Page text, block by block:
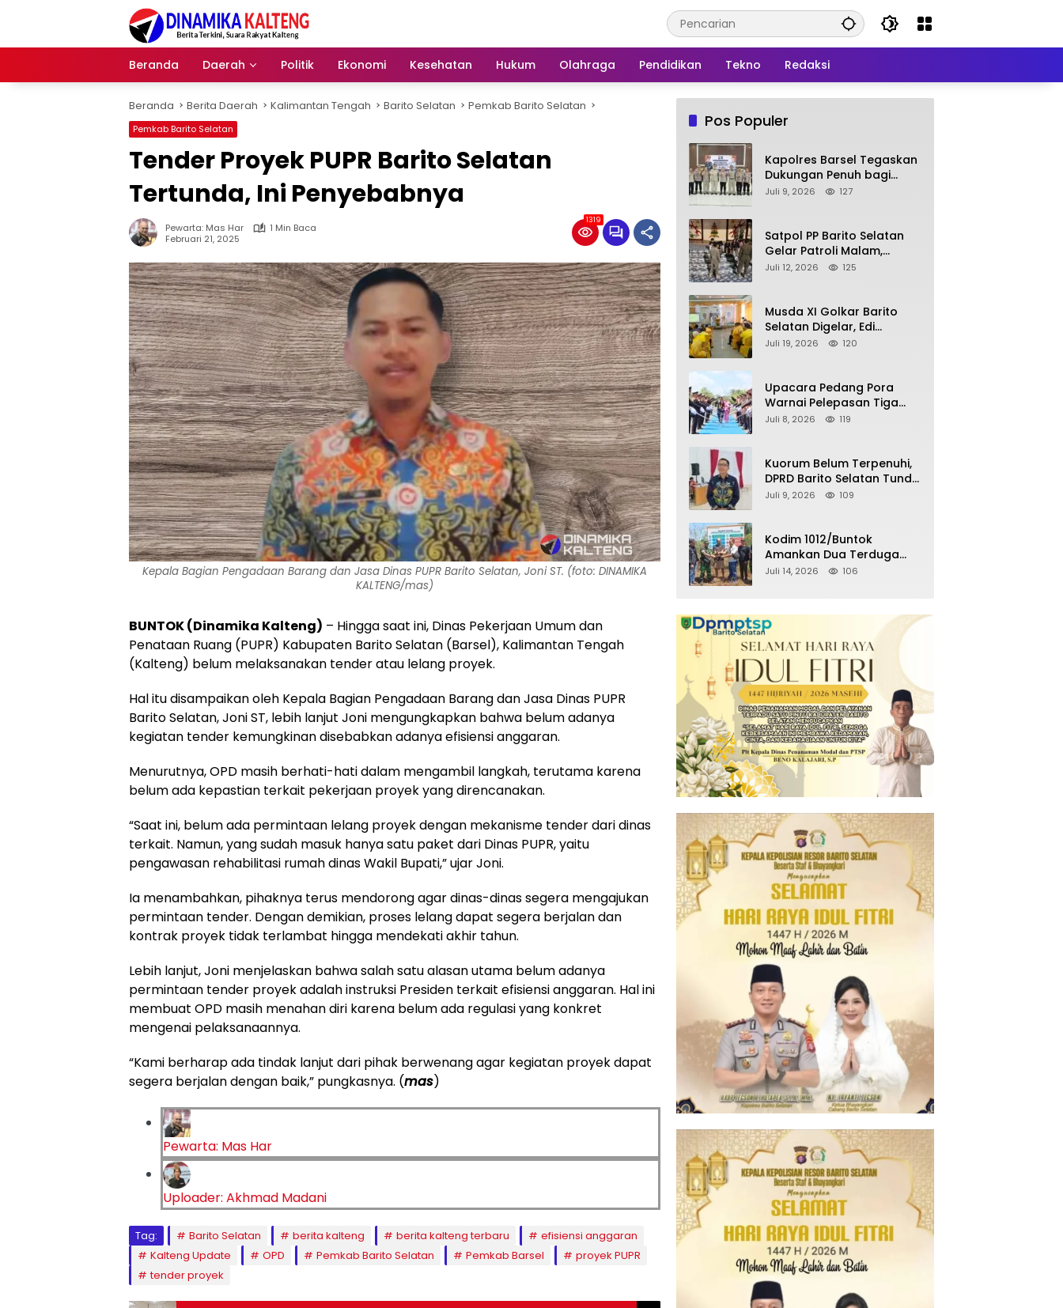
Beranda
Daerah Politik Ekonomi Kesehatan Hukum Olahraga Pendidikan Tekno Redaksi
Beranda Berita Daerah Kalimantan Tengah Barito Selatan Pemkab Barito Selatan
Pemkab Barito Selatan
Tender Proyek PUPR Barito Selatan
Tertunda, Ini Penyebabnya
Pewarta: Mas Har
1 Min Baca
Februari 21, 2025
1319
Kepala Bagian Pengadaan Barang dan Jasa Dinas PUPR Barito Selatan, Joni ST. (foto: DINAMIKA
KALTENG/mas)
BUNTOK (Dinamika Kalteng) – Hingga saat ini, Dinas Pekerjaan Umum dan
Penataan Ruang (PUPR) Kabupaten Barito Selatan (Barsel), Kalimantan Tengah
(Kalteng) belum melaksanakan tender atau lelang proyek.
Hal itu disampaikan oleh Kepala Bagian Pengadaan Barang dan Jasa Dinas PUPR
Barito Selatan, Joni ST, lebih lanjut Joni mengungkapkan bahwa belum adanya
kegiatan tender kemungkinan disebabkan adanya efisiensi anggaran.
Menurutnya, OPD masih berhati-hati dalam mengambil langkah, terutama karena
belum ada kepastian terkait pekerjaan proyek yang direncanakan.
“Saat ini, belum ada permintaan lelang proyek dengan mekanisme tender dari dinas
terkait. Namun, yang sudah masuk hanya satu paket dari Dinas PUPR, yaitu
pengawasan rehabilitasi rumah dinas Wakil Bupati,” ujar Joni.
Ia menambahkan, pihaknya terus mendorong agar dinas-dinas segera mengajukan
permintaan tender. Dengan demikian, proses lelang dapat segera berjalan dan
kontrak proyek tidak terlambat hingga mendekati akhir tahun.
Lebih lanjut, Joni menjelaskan bahwa salah satu alasan utama belum adanya
permintaan tender proyek adalah instruksi Presiden terkait efisiensi anggaran. Hal ini
membuat OPD masih menahan diri karena belum ada regulasi yang konkret
mengenai pelaksanaannya.
“Kami berharap ada tindak lanjut dari pihak berwenang agar kegiatan proyek dapat
segera berjalan dengan baik,” pungkasnya. (mas)
Pewarta: Mas Har
Uploader: Akhmad Madani
Tag: Barito Selatan berita kalteng berita kalteng terbaru
efisiensi anggaran
Kalteng Update
OPD Pemkab Barito Selatan Pemkab Barsel
proyek PUPR
tender proyek
Pos Populer
Kapolres Barsel Tegaskan
Dukungan Penuh bagi
Pengembangan KBPPP
Juli 9, 2026 127
Satpol PP Barito Selatan
Gelar Patroli Malam,
Tindak Lanjuti Keluhan
Juli 12, 2026 125
Musda XI Golkar Barito
Selatan Digelar, Edi
Pratowo Targetkan
Juli 19, 2026 120
Upacara Pedang Pora
Warnai Pelepasan Tiga
Perwira Polres Barito
Juli 8, 2026 119
Kuorum Belum Terpenuhi,
DPRD Barito Selatan Tunda
Paripurna Persetujuan
APBD 2025
Juli 9, 2026 109
Kodim 1012/Buntok
Amankan Dua Terduga
Pencuri Aset Perusahaan
Disita
Juli 14, 2026 106